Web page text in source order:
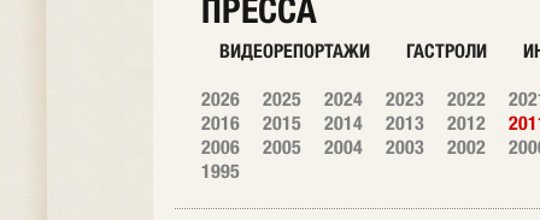
ПРЕССА
ВИДЕОРЕПОРТАЖИ ГАСТРОЛИ
2026 2025 2024 2023 2022
2016
2015 2014 2013 2012
2006
2005 2004 2003 2002
1995